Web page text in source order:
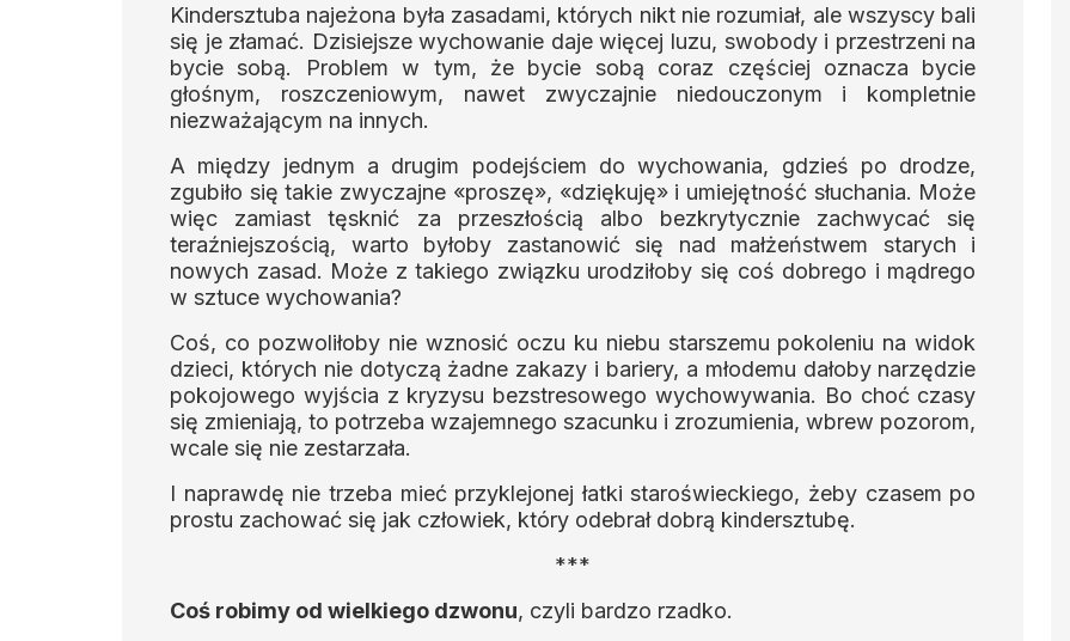
Kindersztuba najeżona była zasadami, których nikt nie rozumiał, ale wszyscy bali
się je złamać. Dzisiejsze wychowanie daje więcej luzu, swobody i przestrzeni na
bycie sobą. Problem w tym, że bycie sobą coraz częściej oznacza bycie
głośnym, roszczeniowym, nawet zwyczajnie niedouczonym i kompletnie
niezważającym na innych.
A między jednym a drugim podejściem do wychowania, gdzieś po drodze,
zgubiło się takie zwyczajne «proszę», «dziękuję» i umiejętność słuchania. Może
więc zamiast tęsknić za przeszłością albo bezkrytycznie zachwycać się
teraźniejszością, warto byłoby zastanowić się nad małżeństwem starych i
nowych zasad. Może z takiego związku urodziłoby się coś dobrego i mądrego
w sztuce wychowania?
Coś, co pozwoliłoby nie wznosić oczu ku niebu starszemu pokoleniu na widok
dzieci, których nie dotyczą żadne zakazy i bariery, a młodemu dałoby narzędzie
pokojowego wyjścia z kryzysu bezstresowego wychowywania. Bo choć czasy
się zmieniają, to potrzeba wzajemnego szacunku i zrozumienia, wbrew pozorom,
wcale się nie zestarzała.
I naprawdę nie trzeba mieć przyklejonej łatki staroświeckiego, żeby czasem po
prostu zachować się jak człowiek, który odebrał dobrą kindersztubę.
***
Coś robimy od wielkiego dzwonu, czyli bardzo rzadko.